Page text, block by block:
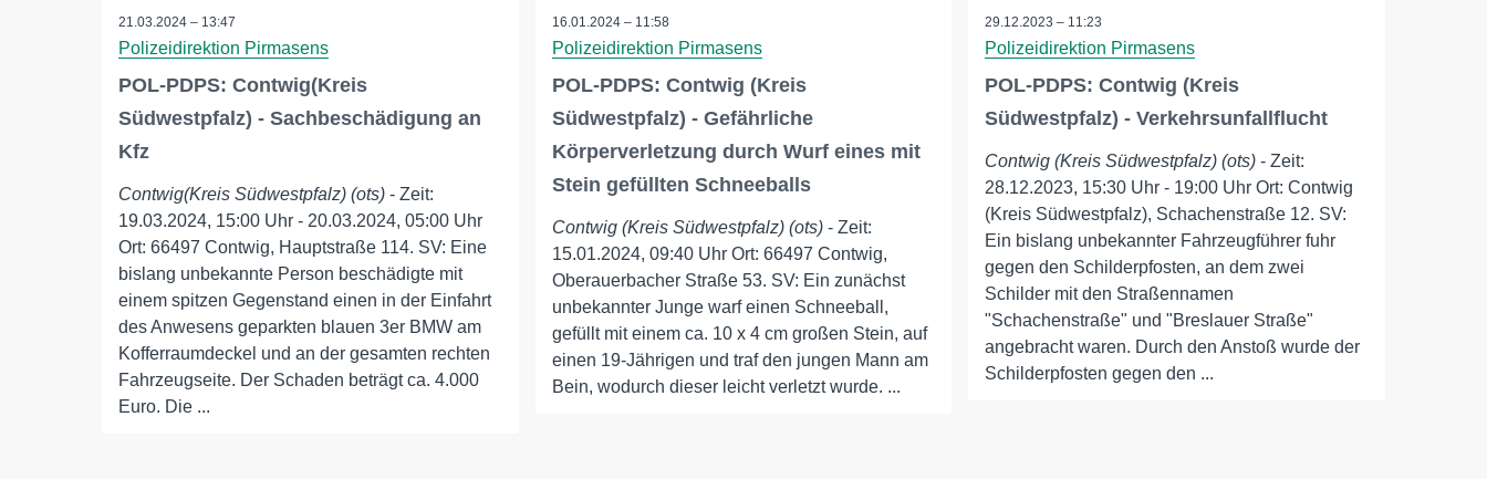
21.03.2024 – 13:47
Polizeidirektion Pirmasens
POL-PDPS: Contwig(Kreis
Südwestpfalz) - Sachbeschädigung an
Kfz
Contwig(Kreis Südwestpfalz) (ots) - Zeit:
19.03.2024, 15:00 Uhr - 20.03.2024, 05:00 Uhr
Ort: 66497 Contwig, Hauptstraße 114. SV: Eine
bislang unbekannte Person beschädigte mit
einem spitzen Gegenstand einen in der Einfahrt
des Anwesens geparkten blauen 3er BMW am
Kofferraumdeckel und an der gesamten rechten
Fahrzeugseite. Der Schaden beträgt ca. 4.000
Euro. Die ...
16.01.2024 – 11:58
Polizeidirektion Pirmasens
POL-PDPS: Contwig (Kreis
Südwestpfalz) - Gefährliche
Körperverletzung durch Wurf eines mit
Stein gefüllten Schneeballs
Contwig (Kreis Südwestpfalz) (ots)- Zeit:
15.01.2024, 09:40 Uhr Ort: 66497 Contwig,
Oberauerbacher Straße 53. SV: Ein zunächst
unbekannter Junge warf einen Schneeball,
gefüllt mit einem ca. 10 x 4 cm großen Stein, auf
einen 19-Jährigen und traf den jungen Mann am
Bein, wodurch dieser leicht verletzt wurde. ...
29.12.2023 – 11:23
Polizeidirektion Pirmasens
POL-PDPS: Contwig (Kreis
Südwestpfalz) - Verkehrsunfallflucht
Contwig (Kreis Südwestpfalz) (ots) - Zeit:
28.12.2023, 15:30 Uhr - 19:00 Uhr Ort: Contwig
(Kreis Südwestpfalz), Schachenstraße 12. SV:
Ein bislang unbekannter Fahrzeugführer fuhr
gegen den Schilderpfosten, an dem zwei
Schilder mit den Straßennamen
"Schachenstraße" und "Breslauer Straße"
angebracht waren. Durch den Anstoß wurde der
Schilderpfosten gegen den ...